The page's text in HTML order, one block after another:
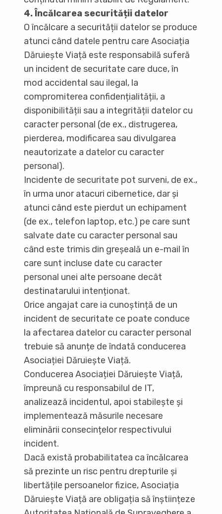
4. Încălcarea securității datelor
O încălcare a securității datelor se produce
atunci când datele pentru care Asociația
Dăruiește Viață este responsabilă suferă
un incident de securitate care duce, în
mod accidental sau ilegal, la
compromiterea confidențialității, a
disponibilității sau a integrității datelor cu
caracter personal (de ex., distrugerea,
pierderea, modificarea sau divulgarea
neautorizate a datelor cu caracter
personal).
Incidente de securitate pot surveni, de ex.,
în urma unor atacuri cibernetice, dar și
atunci când este pierdut un echipament
(de ex., telefon laptop, etc.) pe care sunt
salvate date cu caracter personal sau
când este trimis din greșeală un e-mail în
care sunt incluse date cu caracter
personal unei alte persoane decât
destinatarului intenționat.
Orice angajat care ia cunoștință de un
incident de securitate ce poate conduce
la afectarea datelor cu caracter personal
trebuie să anunțe de îndată conducerea
Asociației Dăruiește Viață.
Conducerea Asociației Dăruiește Viață,
împreună cu responsabilul de IT,
analizează incidentul, apoi stabilește și
implementează măsurile necesare
eliminării consecințelor respectivului
incident.
Dacă există probabilitatea ca încălcarea
să prezinte un risc pentru drepturile și
libertățile persoanelor fizice, Asociația
Dăruiește Viață are obligația să înștiințeze